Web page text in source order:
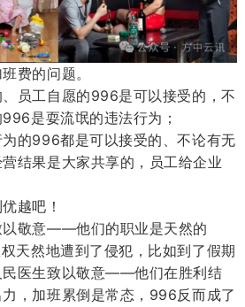
费的问题。
员工自愿的996是可以接受的，不
是耍流氓的违法行为；
的996都是可以接受的、不论有无
结果是大家共享的，员工给企业
越吧！
敬意——他们的职业是天然的
天然地遭到了侵犯，比如到了假期
民医生致以敬意——他们在胜利结
，加班累倒是常态，996反而成了